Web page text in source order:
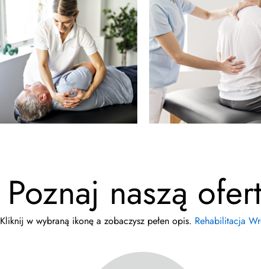
Poznaj naszą
Kliknij w wybraną ikonę a zobaczysz pełen opis. Rehabilitacja